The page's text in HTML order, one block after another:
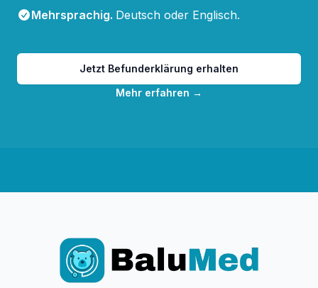
Mehrsprachig. Deutsch oder Englisch.
Jetzt Befunderklärung erhalten
Mehr erfahren →